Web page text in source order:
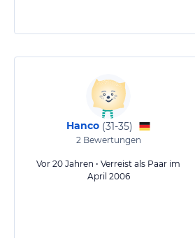
Hanco (31-35)
2Bewertungen
Vor 20 Jahren • Verreist als Paar im
April 2006